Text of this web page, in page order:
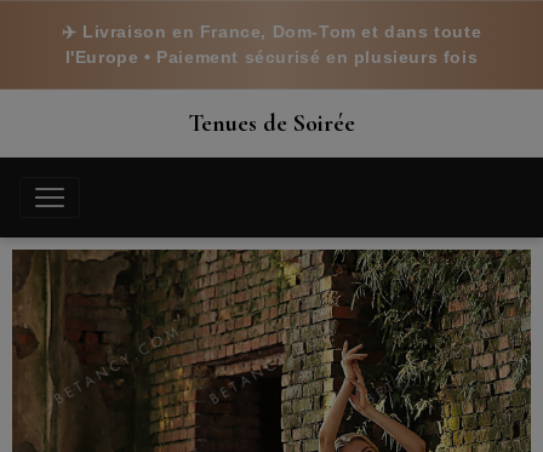
✈️ Livraison en France, Dom-Tom et dans toute
l'Europe • Paiement sécurisé en plusieurs fois
Tenues de Soirée